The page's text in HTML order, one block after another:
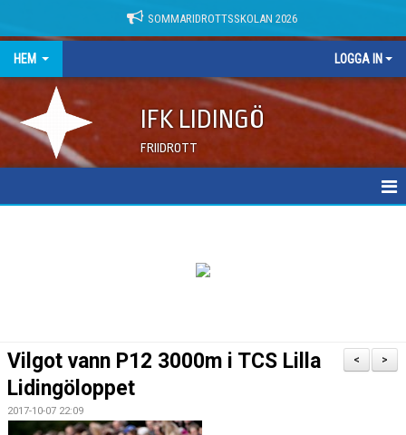
SOMMARIDROTTSSKOLAN 2026
HEM LOGGA IN
IFK LIDINGÖ
FRIIDROTT
>
<
Vilgot vann P12 3000m i TCS Lilla
Lidingöloppet
2017-10-07 22:09